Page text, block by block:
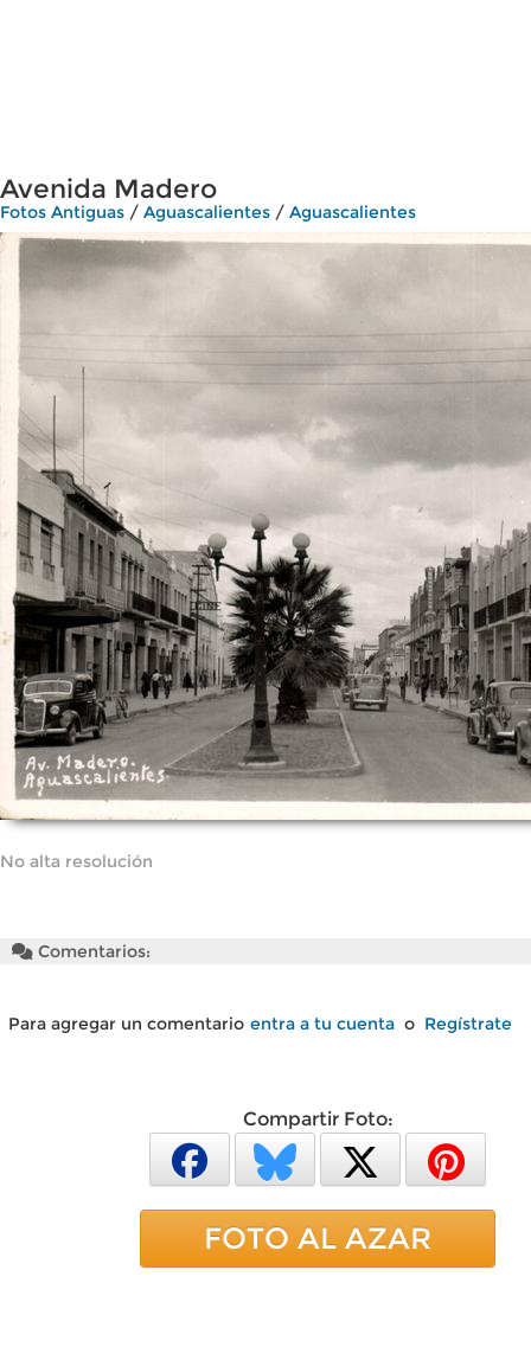
Avenida Madero
Fotos Antiguas / Aguascalientes / Aguascalientes
No alta resolución
Comentarios:
Para agregar un comentario entra a tu cuenta o Regístrate
Compartir Foto:
FOTO AL AZAR